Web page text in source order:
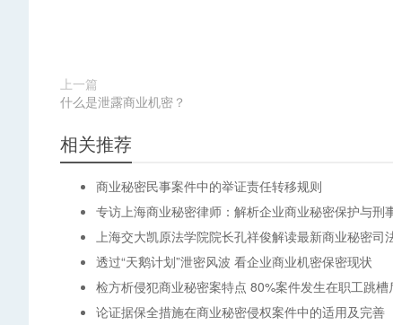
上一篇
什么是泄露商业机密？
相关推荐
商业秘密民事案件中的举证责任转移规则
专访上海商业秘密律师：解析企业商业秘密保护与刑
上海交大凯原法学院院长孔祥俊解读最新商业秘密司
透过“天鹅计划”泄密风波 看企业商业机密保密现状
检方析侵犯商业秘密案特点 80%案件发生在职工跳槽
论证据保全措施在商业秘密侵权案件中的适用及完善